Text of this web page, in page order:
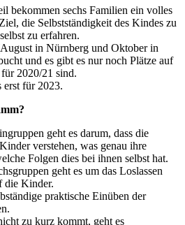
bekommen sechs Familien ein volles
die Selbstständigkeit des Kindes zu
zu erfahren.
in Nürnberg und Oktober in
und es gibt es nur noch Plätze auf
2020/21 sind.
erst für 2023.
geht es darum, dass die
verstehen, was genau ihre
Folgen dies bei ihnen selbst hat.
geht es um das Loslassen
die Kinder.
praktische Einüben der
zu kurz kommt, geht es